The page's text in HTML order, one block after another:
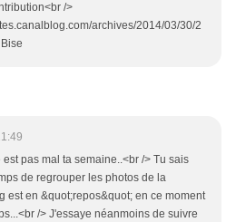
/>
archives/2014/03/30/2
pas mal ta semaine..<br /> Tu sais
de regrouper les photos de la
est en &quot;repos&quot; en ce moment
/> J'essaye néanmoins de suivre